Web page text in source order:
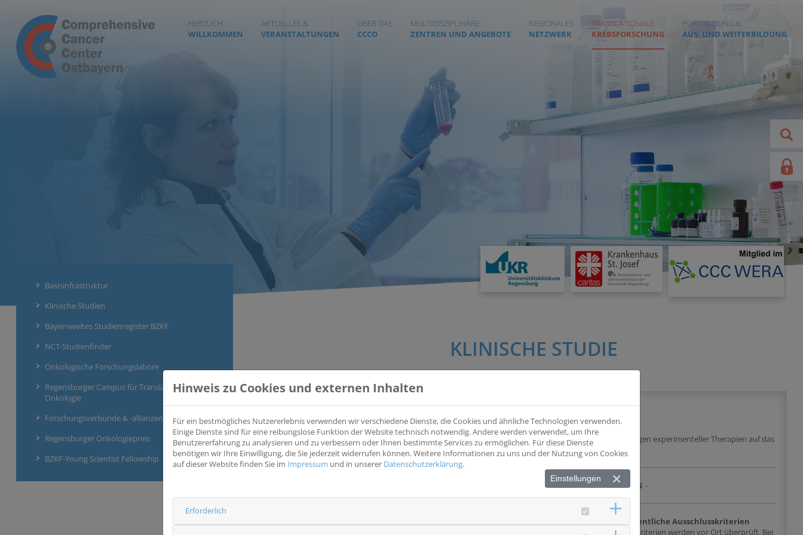
HERZLICH
WILLKOMMEN
AKTUELLES &
VERANSTALTUNGEN
ÜBER DAS
CCCO
MULTIDISZIPLINÄRE
ZENTREN UND ANGEBOTE
REGIONALES
NETZWERK
TRANSLATIONALE
KREBSFORSCHUNG
FORTBILDUNG &
AUS- UND WEITERBILDUNG
Basisinfrastruktur
Klinische Studien
Bayernweites Studienregister BZKF
NCT-Studienfinder
Onkologische Forschungslabore
Regensburger Campus für Translationale
Onkologie
Forschungsverbünde & -allianzen
Regensburger Onkologiepreis
BZKF-Young Scientist Fellowship
KLINISCHE STUDIE
GBM AGILE Global Adaptive Trial Master Protocol:
(GBM AGILE)
GBM AGILE ist eine biomarkerbasierte, mehrarmige Studie zur Untersuchung der Auswirkungen experimenteller Therapien auf das
Überleben von Patienten mit IDH-Wildtyp.
DRKS -
- Histologisch bestätigtes GBM des Grades
Wesentliche Ausschlusskriterien
Alle Kriterien werden vor Ort überprüft. Bei
Hinweis zu Cookies und externen Inhalten
Für ein bestmögliches Nutzererlebnis verwenden wir verschiedene Dienste, die Cookies und ähnliche Technologien verwenden.
Einige Dienste sind für eine reibungslose Funktion der Website technisch notwendig. Andere werden verwendet, um Ihre
Benutzererfahrung zu analysieren und zu verbessern oder Ihnen bestimmte Services zu ermöglichen. Für diese Dienste
benötigen wir Ihre Einwilligung, die Sie jederzeit widerrufen können. Weitere Informationen zu uns und der Nutzung von Cookies
auf dieser Website finden Sie im Impressum und in unserer Datenschutzerklärung.
Einstellungen
Erforderlich